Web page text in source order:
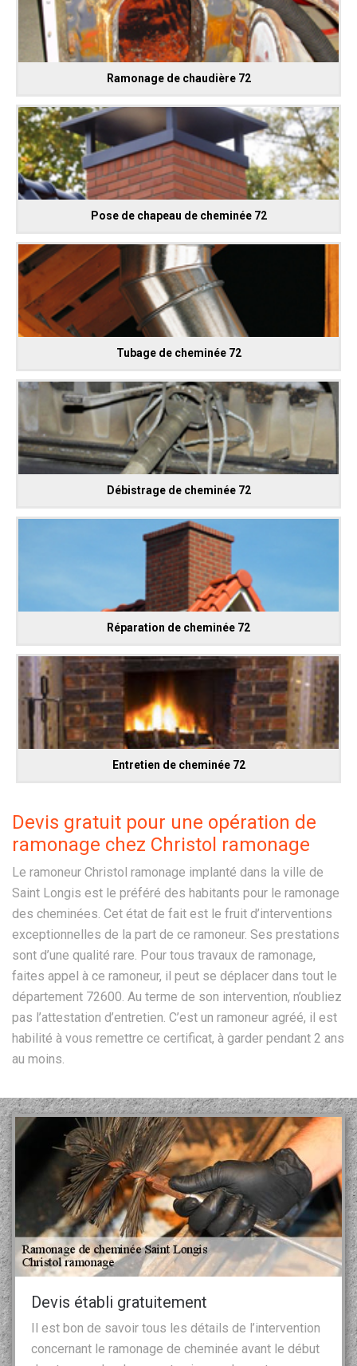
Ramonage de chaudière 72
Pose de chapeau de cheminée 72
Tubage de cheminée 72
Débistrage de cheminée 72
Réparation de cheminée 72
Entretien de cheminée 72
Devis gratuit pour une opération de
ramonage chez Christol ramonage
Le ramoneur Christol ramonage implanté dans la ville de
Saint Longis est le préféré des habitants pour le ramonage
des cheminées. Cet état de fait est le fruit d’interventions
exceptionnelles de la part de ce ramoneur. Ses prestations
sont d’une qualité rare. Pour tous travaux de ramonage,
faites appel à ce ramoneur, il peut se déplacer dans tout le
département 72600. Au terme de son intervention, n’oubliez
pas l’attestation d’entretien. C’est un ramoneur agréé, il est
habilité à vous remettre ce certificat, à garder pendant 2 ans
au moins.
Devis établi gratuitement
Il est bon de savoir tous les détails de l’intervention
concernant le ramonage de cheminée avant le début